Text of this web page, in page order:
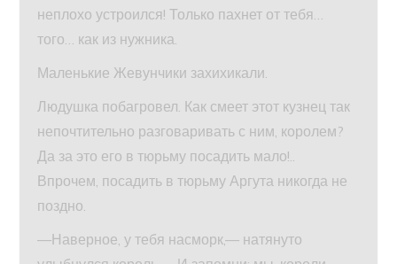
неплохо устроился! Только пахнет от тебя…
того… как из нужника.
Маленькие Жевунчики захихикали.
Людушка побагровел. Как смеет этот кузнец так
непочтительно разговаривать с ним, королем?
Да за это его в тюрьму посадить мало!..
Впрочем, посадить в тюрьму Аргута никогда не
поздно.
—Наверное, у тебя насморк,— натянуто